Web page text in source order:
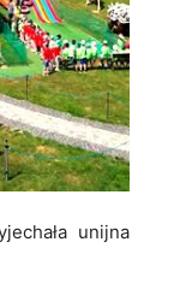
unijna